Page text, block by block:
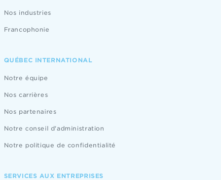
Nos industries
Francophonie
QUÉBEC INTERNATIONAL
Notre équipe
Nos carrières
Nos partenaires
Notre conseil d'administration
Notre politique de confidentialité
SERVICES AUX ENTREPRISES